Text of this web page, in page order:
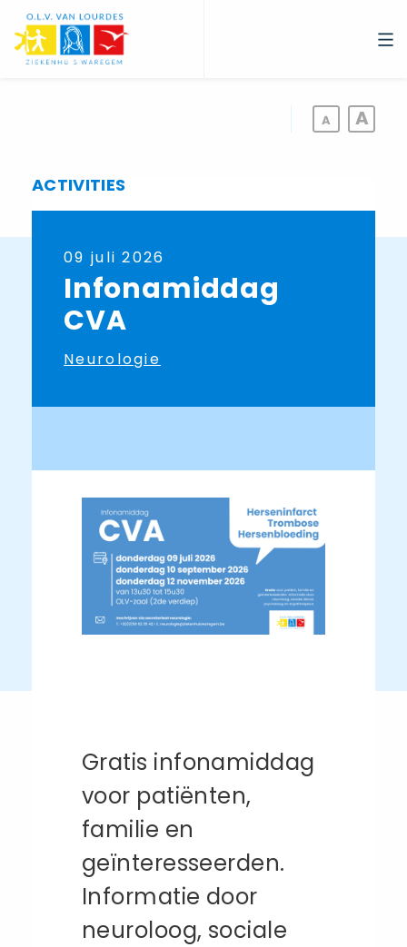
Overslaan
en
naar
ACTIVITIES
09 juli 2026
Infonamiddag
CVA
Neurologie
Gratis infonamiddag
voor patiënten,
familie en
geïnteresseerden.
Informatie door
neuroloog, sociale